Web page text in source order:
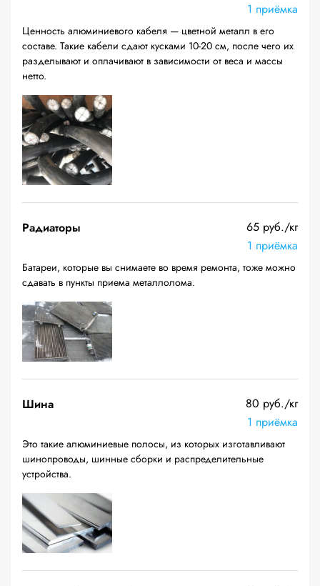
1 приёмка
Ценность алюминиевого кабеля — цветной металл в его
составе. Такие кабели сдают кусками 10-20 см, после чего их
разделывают и оплачивают в зависимости от веса и массы
нетто.
Радиаторы
65 руб./кг
1 приёмка
Батареи, которые вы снимаете во время ремонта, тоже можно
сдавать в пункты приема металлолома.
Шина
80 руб./кг
1 приёмка
Это такие алюминиевые полосы, из которых изготавливают
шинопроводы, шинные сборки и распределительные
устройства.